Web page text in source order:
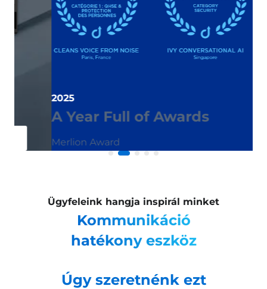
A Year Full of Awards
Merlion Award
Ügyfeleink hangja inspirál minket
Kommunikáció
hatékony eszköz
Úgy szeretnénk ezt